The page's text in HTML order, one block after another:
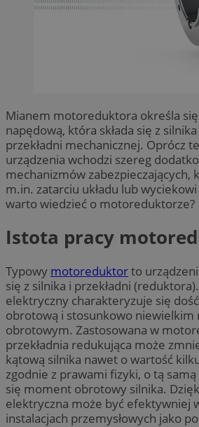
Mianem motoreduktora określa
napędową, która składa się z
przekładni mechanicznej. Oprócz
urządzenia wchodzi szereg
mechanizmów zabezpieczających,
m.in. zatarciu układu lub
warto wiedzieć o motoreduktorze?
Istota pracy
Typowy motoreduktorto
się z silnika i przekładni
elektryczny charakteryzuje się
obrotową i stosunkowo
obrotowym. Zastosowana w
przekładnia redukująca może
kątową silnika nawet o wartość
zgodnie z prawami fizyki, o tą
się moment obrotowy silnika.
elektryczna może być efektywniej
instalacjach przemysłowych jako